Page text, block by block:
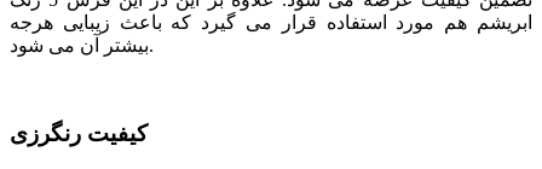
ابریشم هم مورد استفاده قرار می گیرد که باعث زیبایی هرجه
بیشتر آن می شود.
کیفیت رنگرزی